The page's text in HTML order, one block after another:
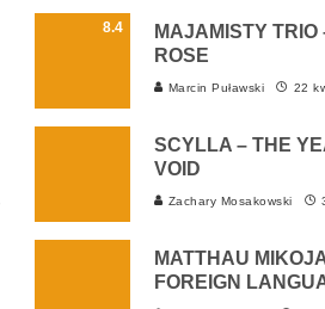
8.4
MAJAMISTY TRIO
ROSE
Marcin Puławski 22
SCYLLA – THE
VOID
Zachary Mosakowski
MATTHAU
FOREIGN